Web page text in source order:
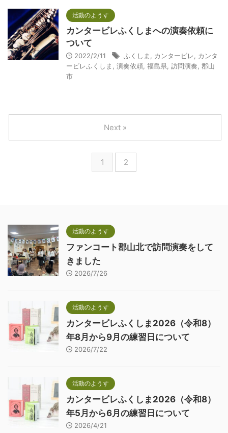
活動のようす
カンタービレふくしまへの演奏依頼に
ついて
2022/2/11 ふくしま カンタービレ
カンタ
ービレふくしま
演奏依頼 福島県 訪問演奏 郡山
市
1 2
Next »
活動のようす
ファンコート郡山北で訪問演奏をして
きました
2026/7/26
活動のようす
カンタービレふくしま2026（令和8）
年8月から9月の練習日について
2026/7/22
活動のようす
カンタービレふくしま2026（令和8）
年5月から6月の練習日について
2026/4/21